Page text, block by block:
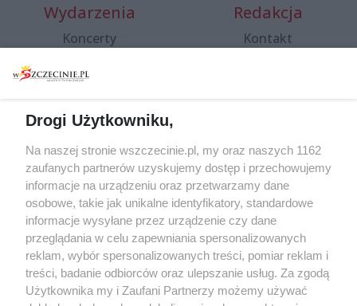
Wydarzenia
Koncerty
Spacery i oprowadzania
targi
Wernisaże
Więcej
Redakcja
Kontakt
Specjalny koncert z okazji
20. urodzin portalu
wSzczecinie.pl
Regulamin konkursów
śniadaniówka "Hej
Szczecin! Jest piątek!"
Drogi Użytkowniku,
Na naszej stronie wszczecinie.pl, my oraz naszych 1162
zaufanych partnerów uzyskujemy dostęp i przechowujemy
informacje na urządzeniu oraz przetwarzamy dane
osobowe, takie jak unikalne identyfikatory, standardowe
informacje wysyłane przez urządzenie czy dane
przeglądania w celu zapewniania spersonalizowanych
reklam, wybór spersonalizowanych treści, pomiar reklam i
treści, badanie odbiorców oraz ulepszanie usług. Za zgodą
Użytkownika my i Zaufani Partnerzy możemy używać